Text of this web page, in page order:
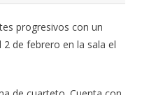
progresivos con un
de febrero en la sala el